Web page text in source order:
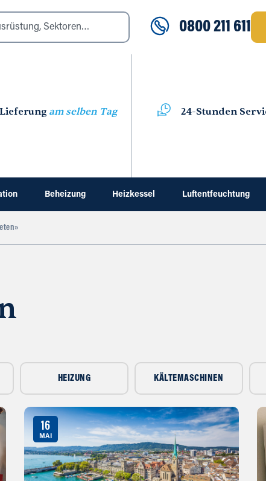
0800 211 611
Lieferung am selben Tag 24-Stunden
Beheizung Heizkessel Luftentfeuchtung
HEIZUNG KÄLTEMASCHINEN
16
MAI